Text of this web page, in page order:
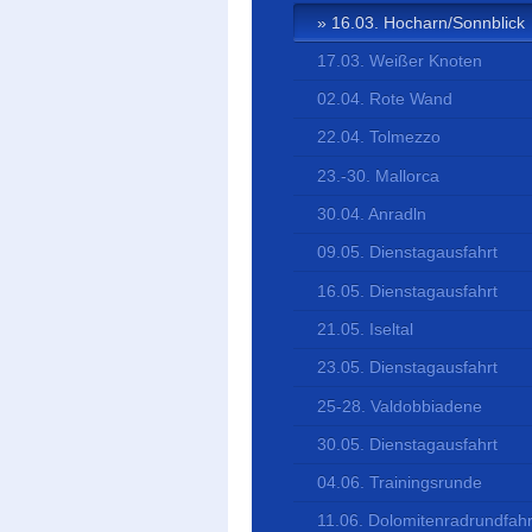
16.03. Hocharn/Sonnblick
17.03. Weißer Knoten
02.04. Rote Wand
22.04. Tolmezzo
23.-30. Mallorca
30.04. Anradln
09.05. Dienstagausfahrt
16.05. Dienstagausfahrt
21.05. Iseltal
23.05. Dienstagausfahrt
25-28. Valdobbiadene
30.05. Dienstagausfahrt
04.06. Trainingsrunde
11.06.